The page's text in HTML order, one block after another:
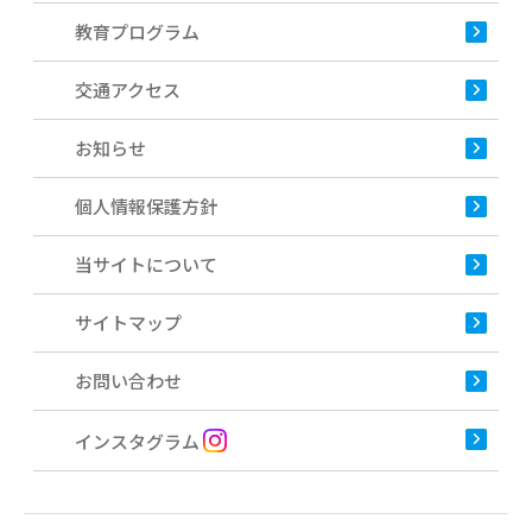
教育プログラム
交通アクセス
お知らせ
個人情報保護方針
当サイトについて
サイトマップ
お問い合わせ
インスタグラム